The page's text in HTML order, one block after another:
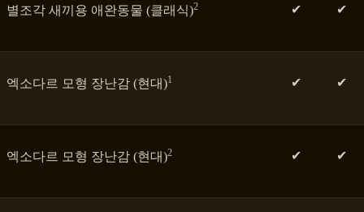
별조각 새끼용 애완동물 (클래식)2 ✔ ✔
엑소다르 모형 장난감 (현대)1 ✔ ✔
엑소다르 모형 장난감 (현대)2 ✔ ✔